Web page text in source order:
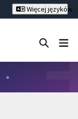
Więcej języków